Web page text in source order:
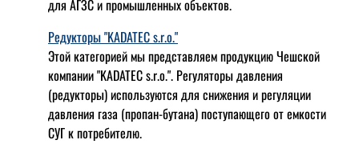
для АГЗС и промышленных объектов.
Редукторы "KADATEC s.r.o."
Этой категорией мы представляем продукцию Чешской
компании "KADATEC s.r.o.". Регуляторы давления
(редукторы) используются для снижения и регуляции
давления газа (пропан-бутана) поступающего от емкости
СУГ к потребителю.